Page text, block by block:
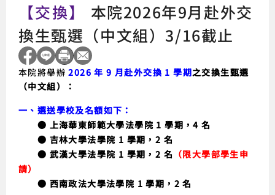
【交換】
本院2026年9月赴外交
換生甄選（中文組）3/16截止
本院將舉辦 2026 年 9 月赴外交換 1 學期之交換生甄選
（中文組）：
一、選送學校及名額如下：
● 上海華東師範大學法學院 1 學期，4 名
● 吉林大學法學院 1 學期，2 名
● 武漢大學法學院 1 學期，2 名 （限大學部學生申
請）
● 西南政法大學法學院 1 學期，2 名